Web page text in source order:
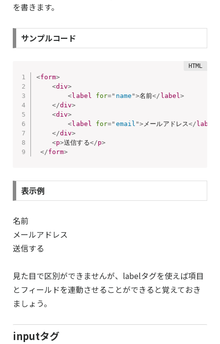
を書きます。
サンプルコード
<form>
<div>
<label for=" name ">名前</ label>
</div>
<div>
<label for=" email "> メールアドレス</ label
</div>
<p>送信する</p>
</form>
表示例
名前
メールアドレス
送信する
見た目で区別ができませんが、labelタグを使えば項目
とフィールドを連動させることができると覚えておき
ましょう。
inputタグ